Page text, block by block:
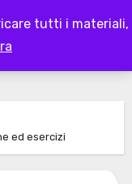
tutti i materiali,
ed esercizi